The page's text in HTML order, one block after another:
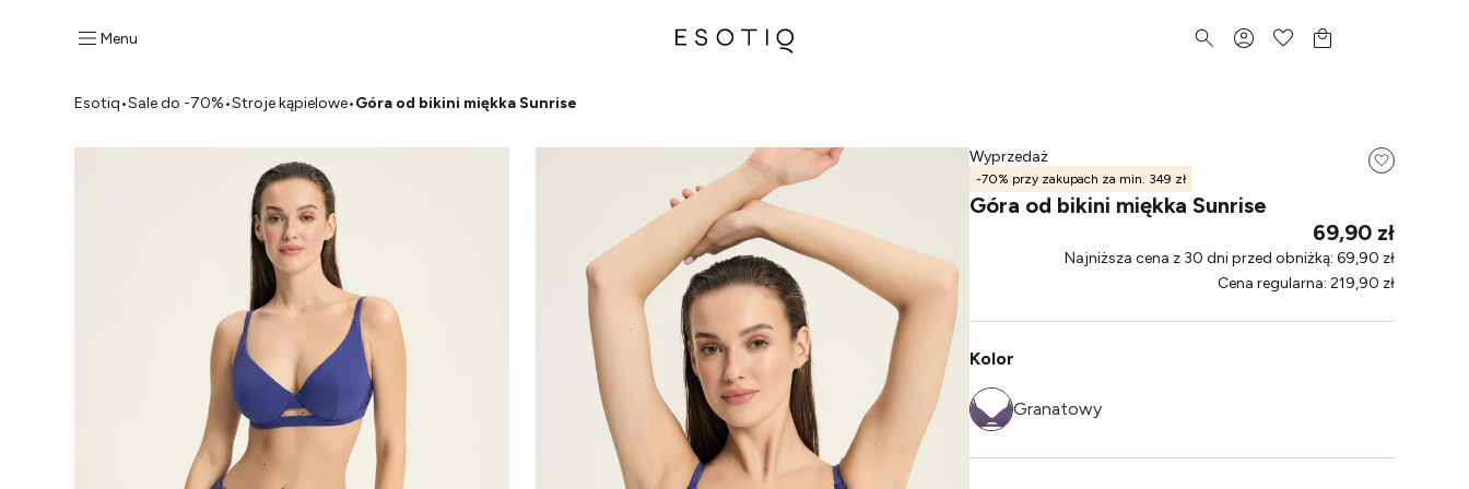
Menu
Esotiq•Sale do -70%•Stroje kąpielowe•Góra od bikini miękka Sunrise
Wyprzedaż
-70% przy zakupach za min. 349 zł
Góra od bikini miękka Sunrise
69,90 zł
Najniższa cena z 30 dni przed obniżką: 69,90 zł
Cena regularna: 219,90 zł
Kolor
Granatowy